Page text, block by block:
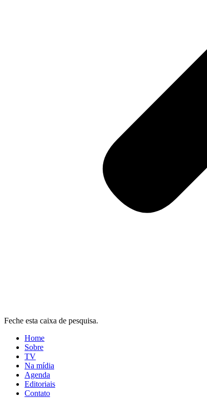
Feche esta caixa de pesquisa.
Home
Sobre
TV
Na mídia
Agenda
Editoriais
Contato